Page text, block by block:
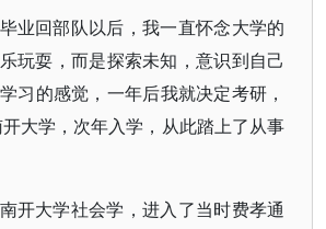
业回部队以后，我一直怀念大学的
耍，而是探索未知，意识到自己
习的感觉，一年后我就决定考研，
大学，次年入学，从此踏上了从事
开大学社会学，进入了当时费孝通